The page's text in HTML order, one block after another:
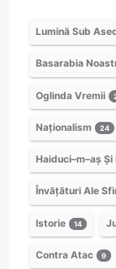
Lumină Sub
Basarabia
Oglinda Vremii
Naționalism 24
Haiduci–m–aș Și
Învățături Ale
Istorie 14
Contra Atac 9